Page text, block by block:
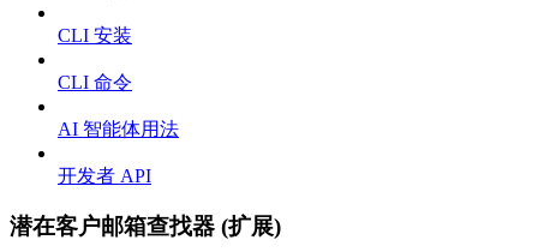
CLI 安装
CLI 命令
AI 智能体用法
开发者 API
潜在客户邮箱查找器 (扩展)